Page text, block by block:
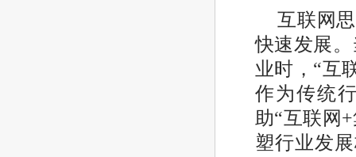
互联网
快速发展
业时，“互
作为传统
助“互联网
塑行业发